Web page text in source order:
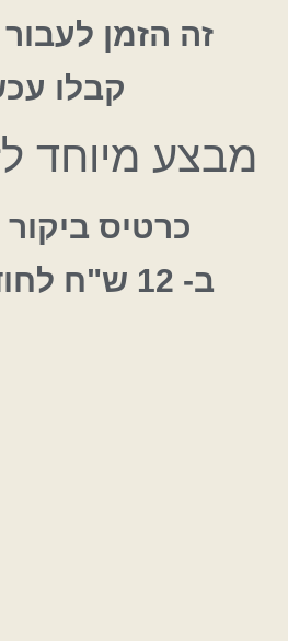
זה הזמן לעבור
קבלו עכ
מבצע מיוחד
כרטיס ביקור
ב-
2
1 ש"ח לחו